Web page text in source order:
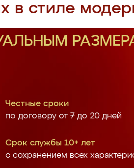
в стиле
Честные сроки
по договору от 7 до 20 дней
Срок службы 10+ лет
с сохранением всех